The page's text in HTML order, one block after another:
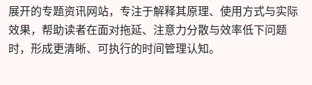
展开的专题资讯网站，专注于解释其原理、使用方式与实际
效果，帮助读者在面对拖延、注意力分散与效率低下问题
时，形成更清晰、可执行的时间管理认知。